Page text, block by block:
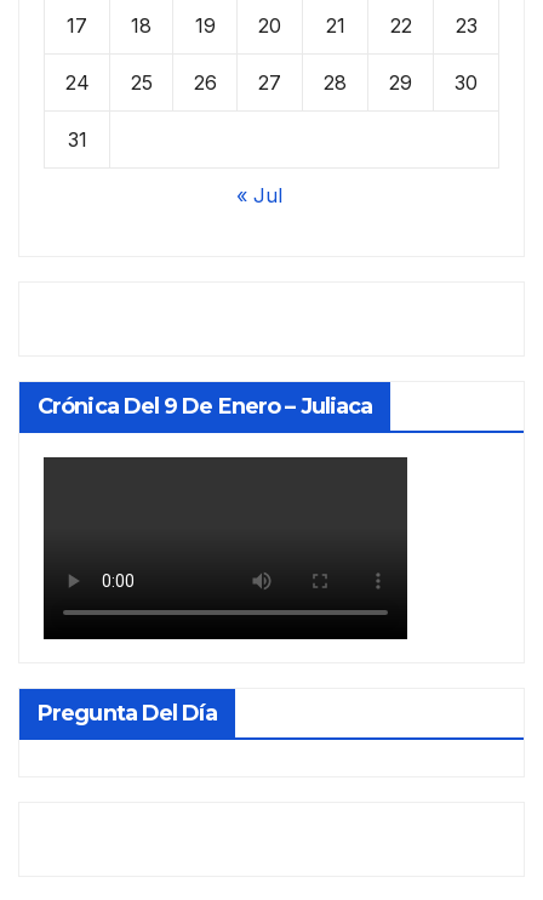
17 18 19 20 21 22 23
24 25 26 27 28 29 30
31
« Jul
Crónica Del 9 De Enero – Juliaca
Pregunta Del Día